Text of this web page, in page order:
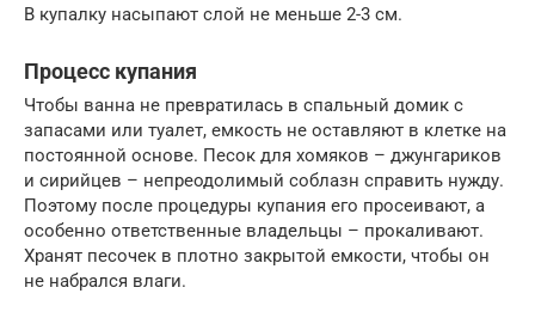
В купалку насыпают слой не меньше 2-3 см.
Процесс купания
Чтобы ванна не превратилась в спальный домик с
запасами или туалет, емкость не оставляют в клетке на
постоянной основе. Песок для хомяков – джунгариков
и сирийцев – непреодолимый соблазн справить нужду.
Поэтому после процедуры купания его просеивают, а
особенно ответственные владельцы – прокаливают.
Хранят песочек в плотно закрытой емкости, чтобы он
не набрался влаги.